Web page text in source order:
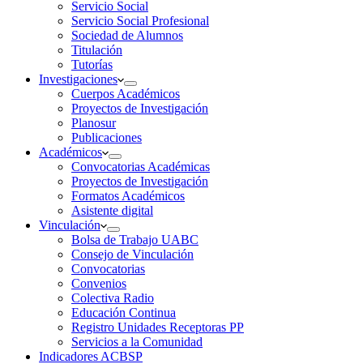
Servicio Social
Servicio Social Profesional
Sociedad de Alumnos
Titulación
Tutorías
Investigaciones
Cuerpos Académicos
Proyectos de Investigación
Planosur
Publicaciones
Académicos
Convocatorias Académicas
Proyectos de Investigación
Formatos Académicos
Asistente digital
Vinculación
Bolsa de Trabajo UABC
Consejo de Vinculación
Convocatorias
Convenios
Colectiva Radio
Educación Continua
Registro Unidades Receptoras PP
Servicios a la Comunidad
Indicadores ACBSP